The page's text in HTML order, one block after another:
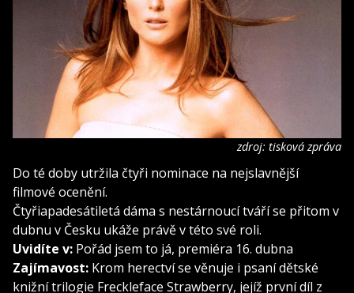
zdroj: tisková zpráva
Do té doby utržila čtyři nominace na nejslavnější
filmové ocenění.
Čtyřiapadesátiletá dáma s nestárnoucí tváří se přitom v
dubnu v Česku ukáže právě v této své roli.
Uvidíte v: Pořád jsem to já, premiéra 16. dubna
Zajímavost: Krom herectví se věnuje i psaní dětské
knižní trilogie Freckleface Strawberry, jejíž první díl z